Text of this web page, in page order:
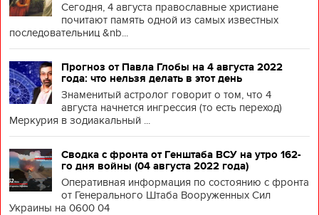
Сегодня, 4 августа православные христиане
почитают память одной из самых известных
последовательниц &nb...
Прогноз от Павла Глобы на 4 августа 2022
года: что нельзя делать в этот день
Знаменитый астролог говорит о том, что 4
августа начнется ингрессия (то есть переход)
Меркурия в зодиакальный ...
Сводка с фронта от Генштаба ВСУ на утро 162-
го дня войны (04 августа 2022 года)
Оперативная информация по состоянию с фронта
от Генерального Штаба Вооруженных Сил
Украины на 0600 04